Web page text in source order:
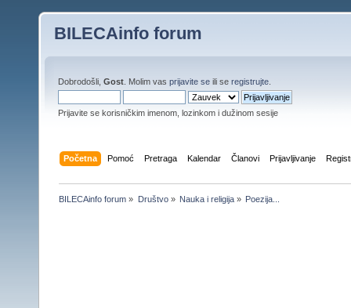
BILECAinfo forum
Dobrodošli, Gost . Molim vas prijavite se ili se registrujte
Prijavite se korisničkim imenom, lozinkom i dužinom sesije
Početna Pomoć Pretraga Kalendar Članovi Prijavljivanje
BILECAinfo forum » Društvo» Nauka i religija» Poezija...